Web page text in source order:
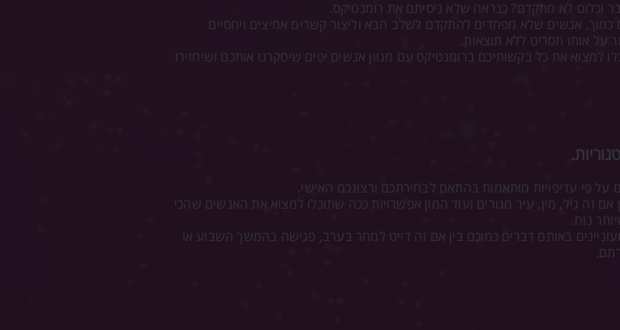
וכלום לא מתקדם? כנראה שלא ניסיתם את רומנטיקס.
כמוך, אנשים שלא מפחדים להתקדם לשלב הבא וליצור קשרים אמיצים ויחסיים
על אותו תסריט ללא תוצאות.
למצוא את כל בקשותיכם ברומנטיקס עם מגוון אנשים יפים שיסקרנו אותכם ושיחזירו
פי עדיפויות מותאמות בהתאם לבחירתכם ורצונכם האישי.
זה גיל, מין, עיר מגורים ועוד המון אפשרויות ככה שתוכלו למצוא את האנשים שהכי
נוח.
באותם דברים כמוכם בין אם זה דייט למחר בערב, פגישה בהמשך השבוע או